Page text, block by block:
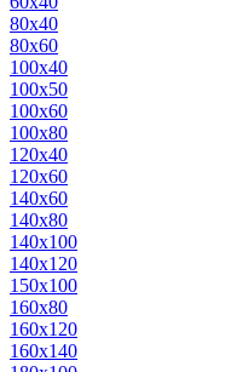
80х40
80х60
100х40
100х50
100х60
100х80
120х40
120х60
140х60
140х80
140х100
140х120
150х100
160х80
160х120
160х140